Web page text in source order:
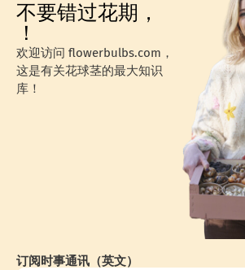
不要错过花期，
！
欢迎访问 flowerbulbs.com，
这是有关花球茎的最大知识
库！
订阅时事通讯（英文）